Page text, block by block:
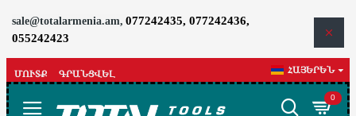
sale@totalarmenia.am, 077242435, 077242436,
055242423
ՄՈՒՏՔ ԳՐԱՆՑՎԵԼ ՀԱՅԵՐԵՆ
0